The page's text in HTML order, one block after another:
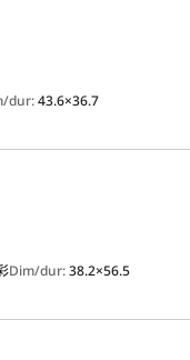
dur:43.6×36.7
Dim/dur:38.2×56.5